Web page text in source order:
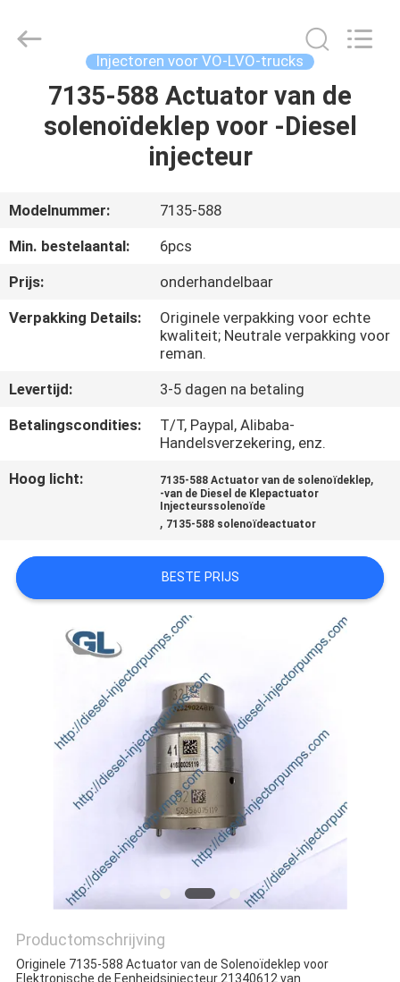
THUIS
VIDEO'S
ONS
FABRIEKSTOCHT
KWALITEITSCONTROLE
VRAAG
SITEMAP
PRIVACYBELEID
Parts
Injectoren voor VO-LVO-trucks
7135-588 Actuator van de
solenoïdeklep voor -Diesel
injecteur
Modelnummer:
7135-588
Min. bestelaantal:
6pcs
Prijs:
onderhandelbaar
Verpakking Details:
Originele verpakking voor echte
kwaliteit; Neutrale verpakking voor
reman.
Levertijd:
3-5 dagen na betaling
Betalingscondities:
T/T, Paypal, Alibaba-
Handelsverzekering, enz.
Hoog licht:
7135-588 Actuator van de solenoïdeklep,
-van de Diesel de Klepactuator
Injecteurssolenoïde
, 7135-588 solenoïdeactuator
BESTE PRIJS
Productomschrijving
Originele 7135-588 Actuator van de Solenoïdeklep voor
Elektronische de Eenheidsinjecteur 21340612 van